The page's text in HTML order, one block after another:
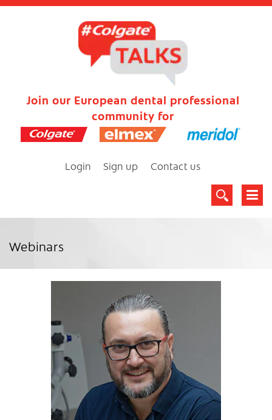
Join our European dental professional
community for
Login Sign up Contact us
Webinars